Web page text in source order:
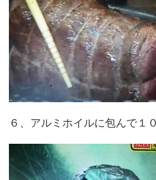
６、アルミホイルに包んで１